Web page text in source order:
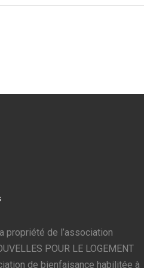
propriété de l’association
POUR LE LOGEMENT
de bienfaisance habilitée à